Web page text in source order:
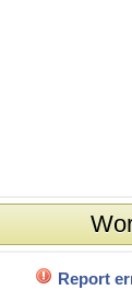
Report